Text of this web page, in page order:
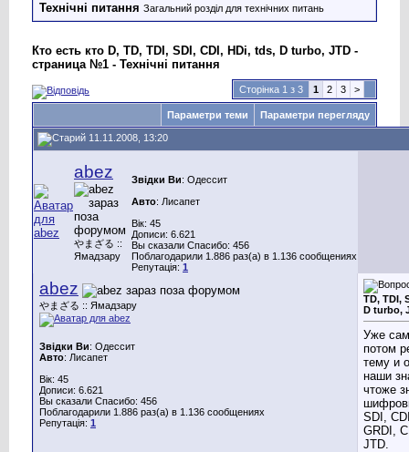
Технічні питання Загальний розділ для технічних питань
Кто есть кто D, TD, TDI, SDI, CDI, HDi, tds, D turbo, JTD -
страница №1 - Технічні питання
Сторінка 1 з 3 1 2 3 >
Параметри теми Параметри перегляду
11.11.2008, 13:20
abez
やまざる ::
Ямадзару
Звідки Ви: Одессит
Авто: Лисапет
Вік: 45
Дописи: 6.621
Вы сказали Спасибо: 456
Поблагодарили 1.886 раз(а) в 1.136 сообщениях
Репутація: 1
abez
やまざる :: Ямадзару
Звідки Ви: Одессит
Авто: Лисапет
Вік: 45
Дописи: 6.621
Вы сказали Спасибо: 456
Поблагодарили 1.886 раз(а) в 1.136 сообщениях
Репутація: 1
TD, TDI,
D turbo,
Уже
потом
тему и
наши
чтоже
SDI,
GRDI,
JTD.